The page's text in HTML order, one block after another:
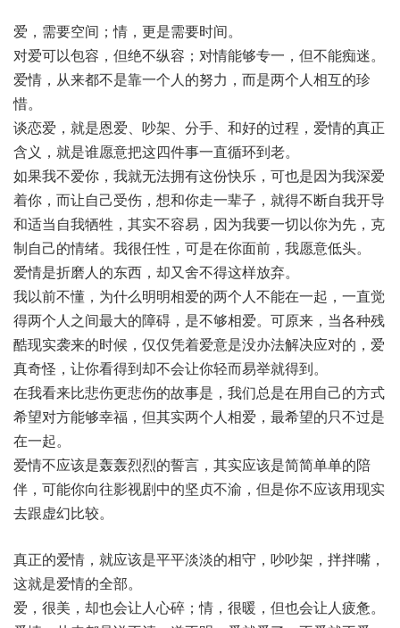
爱，需要空间；情，更是需要时间。
对爱可以包容，但绝不纵容；对情能够专一，但不能痴迷。
爱情，从来都不是靠一个人的努力，而是两个人相互的珍
惜。
谈恋爱，就是恩爱、吵架、分手、和好的过程，爱情的真正
含义，就是谁愿意把这四件事一直循环到老。
如果我不爱你，我就无法拥有这份快乐，可也是因为我深爱
着你，而让自己受伤，想和你走一辈子，就得不断自我开导
和适当自我牺牲，其实不容易，因为我要一切以你为先，克
制自己的情绪。我很任性，可是在你面前，我愿意低头。
爱情是折磨人的东西，却又舍不得这样放弃。
我以前不懂，为什么明明相爱的两个人不能在一起，一直觉
得两个人之间最大的障碍，是不够相爱。可原来，当各种残
酷现实袭来的时候，仅仅凭着爱意是没办法解决应对的，爱
真奇怪，让你看得到却不会让你轻而易举就得到。
在我看来比悲伤更悲伤的故事是，我们总是在用自己的方式
希望对方能够幸福，但其实两个人相爱，最希望的只不过是
在一起。
爱情不应该是轰轰烈烈的誓言，其实应该是简简单单的陪
伴，可能你向往影视剧中的坚贞不渝，但是你不应该用现实
去跟虚幻比较。
真正的爱情，就应该是平平淡淡的相守，吵吵架，拌拌嘴，
这就是爱情的全部。
爱，很美，却也会让人心碎；情，很暖，但也会让人疲惫。